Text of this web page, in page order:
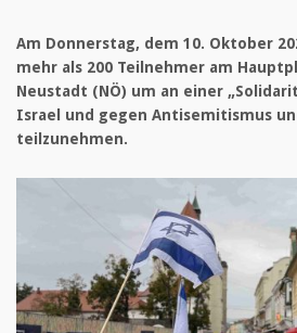
Am Donnerstag, dem 10. Oktober
mehr als 200 Teilnehmer am
Neustadt (NÖ) um an einer
Israel und gegen Antisemitismus
teilzunehmen.